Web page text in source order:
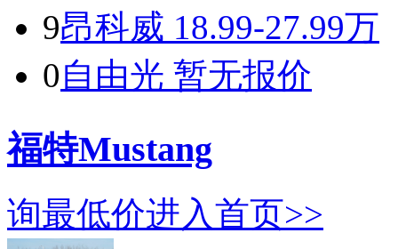
9昂科威 18.99-27.99万
0自由光 暂无报价
福特Mustang
询最低价进入首页>>